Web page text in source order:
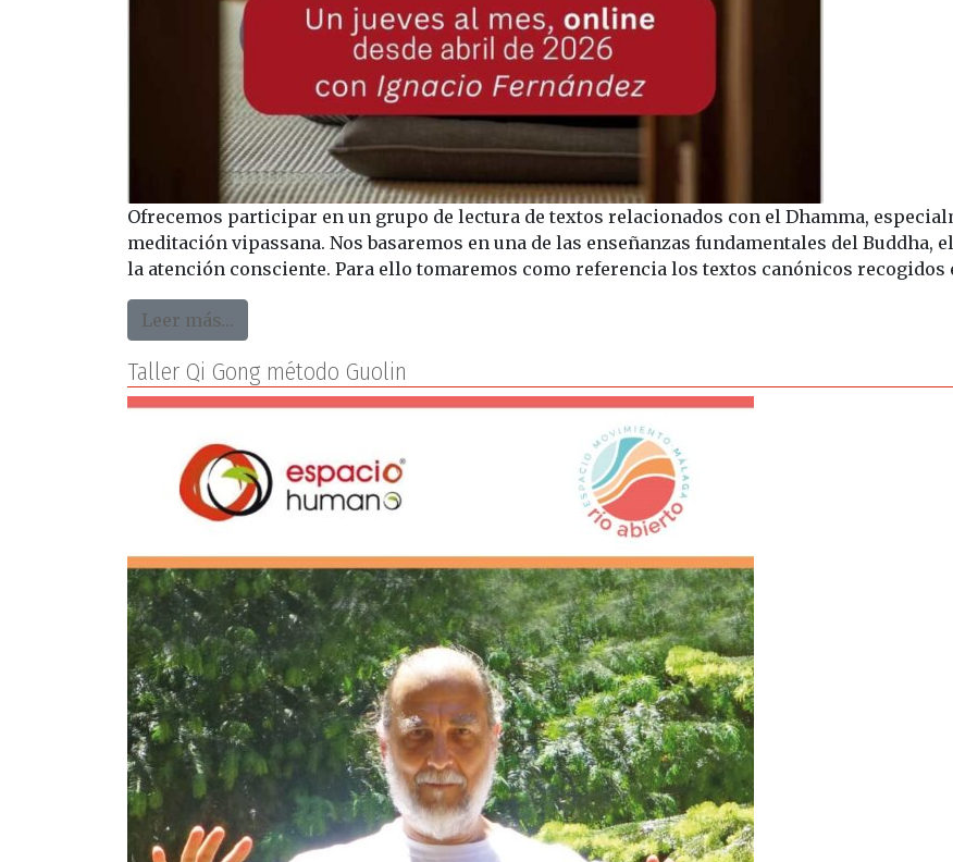
Ofrecemos participar en un grupo de lectura de textos relacionados con el Dhamma,
meditación vipassana. Nos basaremos en una de las enseñanzas fundamentales del Buddha,
la atención consciente. Para ello tomaremos como referencia los textos canónicos
Leer más…
Taller Qi Gong método Guolin